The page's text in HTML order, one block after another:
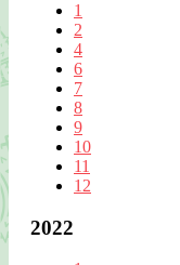
1
2
4
6
7
8
9
10
11
12
2022